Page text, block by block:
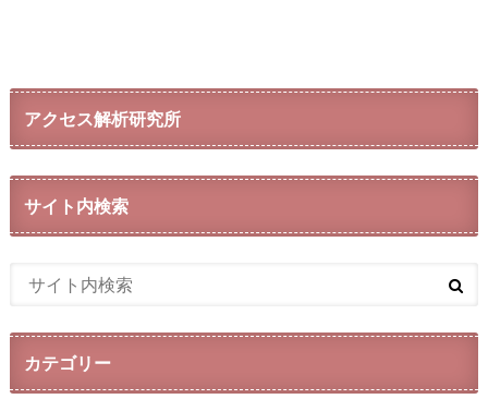
アクセス解析研究所
サイト内検索
カテゴリー